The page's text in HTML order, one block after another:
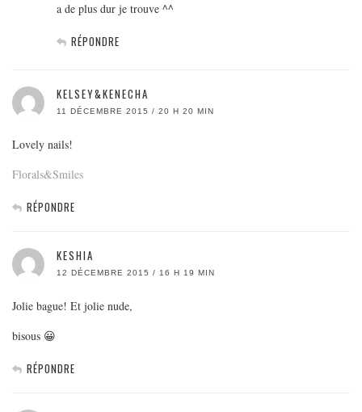
a de plus dur je trouve ^^
RÉPONDRE
KELSEY&KENECHA
11 DÉCEMBRE 2015 / 20 H 20 MIN
Lovely nails!
Florals&Smiles
RÉPONDRE
KESHIA
12 DÉCEMBRE 2015 / 16 H 19 MIN
Jolie bague! Et jolie nude,
bisous 😀
RÉPONDRE